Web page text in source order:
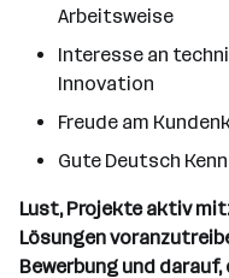
Arbeitsweise
Interesse an
Innovation
Freude am
Gute Deutsch
Lust, Projekte aktiv
Lösungen
Bewerbung und